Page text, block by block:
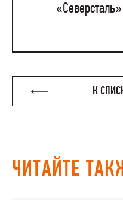
«Северсталь»
К
ЧИТАЙТЕ